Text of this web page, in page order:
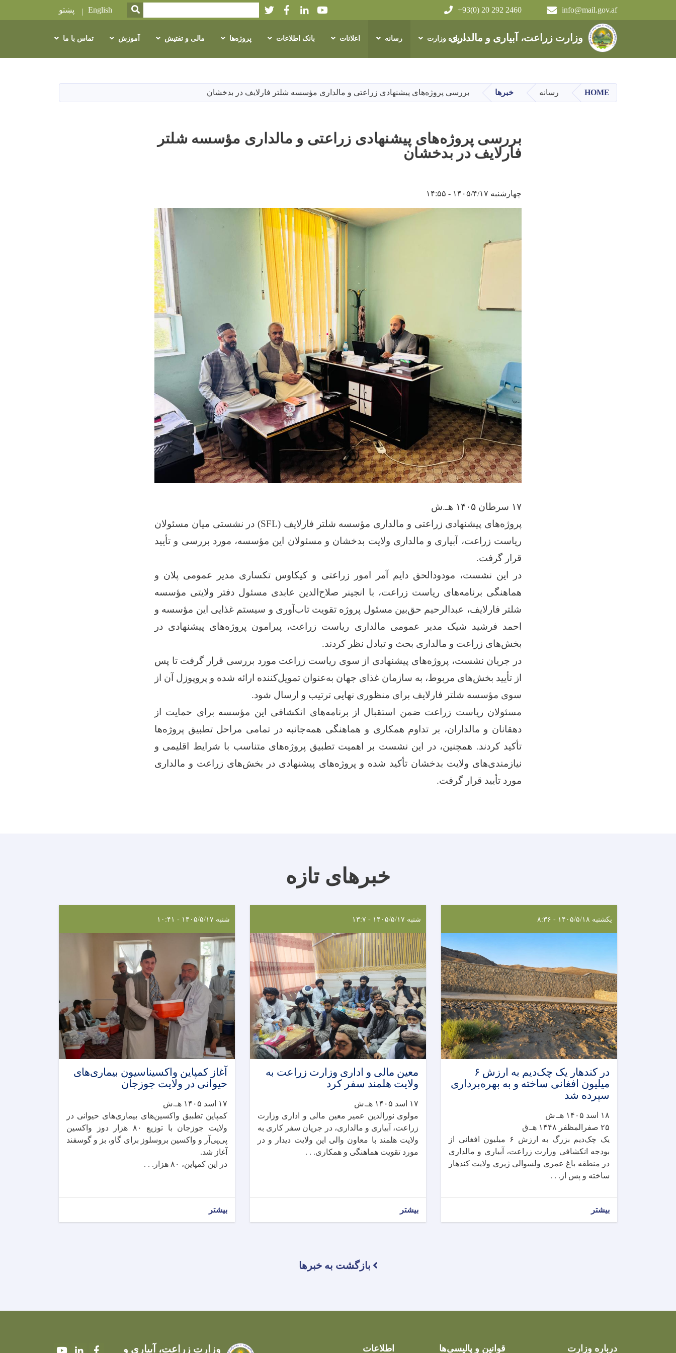
main
content
وزارت زراعت، آبیاری و مالداری
info@mail.gov.af
+93(0) 20 292 2460
Youtube
LinkedIn
Facebook
Twitter
Search
SEARCH
English پښتو
Main navigation
درباره وزارت رسانه اعلانات بانک اطلاعات پروژه‌ها مالی و تفتیش آموزش تماس با ما
HOME رسانه خبرها بررسی پروژه‌های پیشنهادی زراعتی و مالداری مؤسسه شلتر فارلایف در بدخشان
بررسی پروژه‌های پیشنهادی زراعتی و مالداری مؤسسه شلتر
فارلایف در بدخشان
چهارشنبه ۱۴۰۵/۴/۱۷ - ۱۴:۵۵
۱۷ سرطان ۱۴۰۵ هـ.ش
پروژه‌های پیشنهادی زراعتی و مالداری مؤسسه شلتر فارلایف (SFL) در نشستی میان مسئولان
ریاست زراعت، آبیاری و مالداری ولایت بدخشان و مسئولان این مؤسسه، مورد بررسی و تأیید
قرار گرفت.
در این نشست، مودودالحق دایم آمر امور زراعتی و کیکاوس تکساری مدیر عمومی پلان و
هماهنگی برنامه‌های ریاست زراعت، با انجینر صلاح‌الدین عابدی مسئول دفتر ولایتی مؤسسه
شلتر فارلایف، عبدالرحیم حق‌بین مسئول پروژه تقویت تاب‌آوری و سیستم غذایی این مؤسسه و
احمد فرشید شیک مدیر عمومی مالداری ریاست زراعت، پیرامون پروژه‌های پیشنهادی در
بخش‌های زراعت و مالداری بحث و تبادل نظر کردند.
در جریان نشست، پروژه‌های پیشنهادی از سوی ریاست زراعت مورد بررسی قرار گرفت تا پس
از تأیید بخش‌های مربوط، به سازمان غذای جهان به‌عنوان تمویل‌کننده ارائه شده و پروپوزل آن از
سوی مؤسسه شلتر فارلایف برای منظوری نهایی ترتیب و ارسال شود.
مسئولان ریاست زراعت ضمن استقبال از برنامه‌های انکشافی این مؤسسه برای حمایت از
دهقانان و مالداران، بر تداوم همکاری و هماهنگی همه‌جانبه در تمامی مراحل تطبیق پروژه‌ها
تأکید کردند. همچنین، در این نشست بر اهمیت تطبیق پروژه‌های متناسب با شرایط اقلیمی و
نیازمندی‌های ولایت بدخشان تأکید شده و پروژه‌های پیشنهادی در بخش‌های زراعت و مالداری
مورد تأیید قرار گرفت.
خبرهای تازه
یکشنبه ۱۴۰۵/۵/۱۸ - ۸:۳۶
در کندهار یک چک‌دیم به ارزش ۶
میلیون افغانی ساخته و به بهره‌برداری
سپرده شد
۱۸ اسد ۱۴۰۵ هـ.ش
۲۵ صفرالمظفر ۱۴۴۸ هـ.ق
یک چک‌دیم بزرگ به ارزش ۶ میلیون افغانی از
بودجه انکشافی وزارت زراعت، آبیاری و مالداری
در منطقه باغ عمری ولسوالی ژیری ولایت کندهار
ساخته و پس از. . .
بیشتر
شنبه ۱۴۰۵/۵/۱۷ - ۱۳:۷
معین مالی و اداری وزارت زراعت به
ولایت هلمند سفر کرد
۱۷ اسد ۱۴۰۵ هـ.ش
مولوی نورالدین عمیر معین مالی و اداری وزارت
زراعت، آبیاری و مالداری، در جریان سفر کاری به
ولایت هلمند با معاون والی این ولایت دیدار و در
مورد تقویت هماهنگی و همکاری. . .
بیشتر
شنبه ۱۴۰۵/۵/۱۷ - ۱۰:۴۱
آغاز کمپاین واکسیناسیون بیماری‌های
حیوانی در ولایت جوزجان
۱۷ اسد ۱۴۰۵ هـ.ش
کمپاین تطبیق واکسین‌های بیماری‌های حیوانی در
ولایت جوزجان با توزیع ۸۰ هزار دوز واکسین
پی‌پی‌آر و واکسین بروسلوز برای گاو، بز و گوسفند
آغاز شد.
در این کمپاین، ۸۰ هزار. . .
بیشتر
بازگشت به خبرها
درباره وزارت قوانین و پالیسی‌ها اطلاعات وزارت زراعت، آبیاری و YoutubeLinkedInFacebook